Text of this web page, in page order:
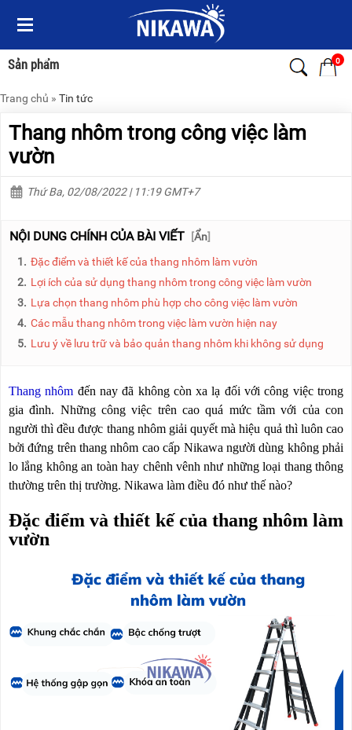
Sản phẩm 0
Menu
Sản
phẩm
TRANG
THANG
NHÔM
XE
DÂY
THOÁT
TỰ
ĐỘNG
XE
VIDEO
TIN
TỨC
BÁO
VỀ
NIKAWA
Menu
Sản
phẩm
TRANG
THANG
NHÔM
THANG
NHÔM
GIA
THANG
GẤP
LỒNG)
THANG
CÁCH
ĐIỆN
THANG
NHÔM
A
THANG
NHÔM
GIÀN
VÁN
Trang chủ » Tin tức
Thang nhôm trong công việc làm
vườn
Thứ Ba, 02/08/2022 | 11:19 GMT+7
NỘI DUNG CHÍNH CỦA BÀI VIẾT [Ẩn]
1. Đặc điểm và thiết kế của thang nhôm làm vườn
2. Lợi ích của sử dụng thang nhôm trong công việc làm vườn
3. Lựa chọn thang nhôm phù hợp cho công việc làm vườn
4. Các mẫu thang nhôm trong việc làm vườn hiện nay
5. Lưu ý về lưu trữ và bảo quản thang nhôm khi không sử dụng
Thang nhôm đến nay đã không còn xa lạ đối với công việc trong
gia đình. Những công việc trên cao quá mức tầm với của con
người thì đều được thang nhôm giải quyết mà hiệu quả thì luôn cao
bởi đứng trên thang nhôm cao cấp Nikawa người dùng không phải
lo lắng không an toàn hay chênh vênh như những loại thang thông
thường trên thị trường. Nikawa làm điều đó như thế nào?
Đặc điểm và thiết kế của thang nhôm làm
vườn